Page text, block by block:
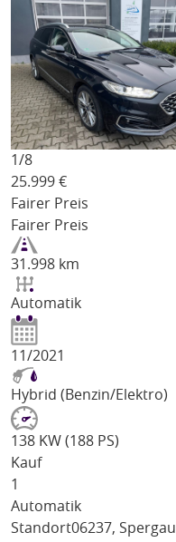
1/8
25.999 €
Fairer Preis
Fairer Preis
31.998 km
Automatik
11/2021
Hybrid (Benzin/Elektro)
138 KW (188 PS)
Kauf
1
Automatik
Standort06237, Spergau